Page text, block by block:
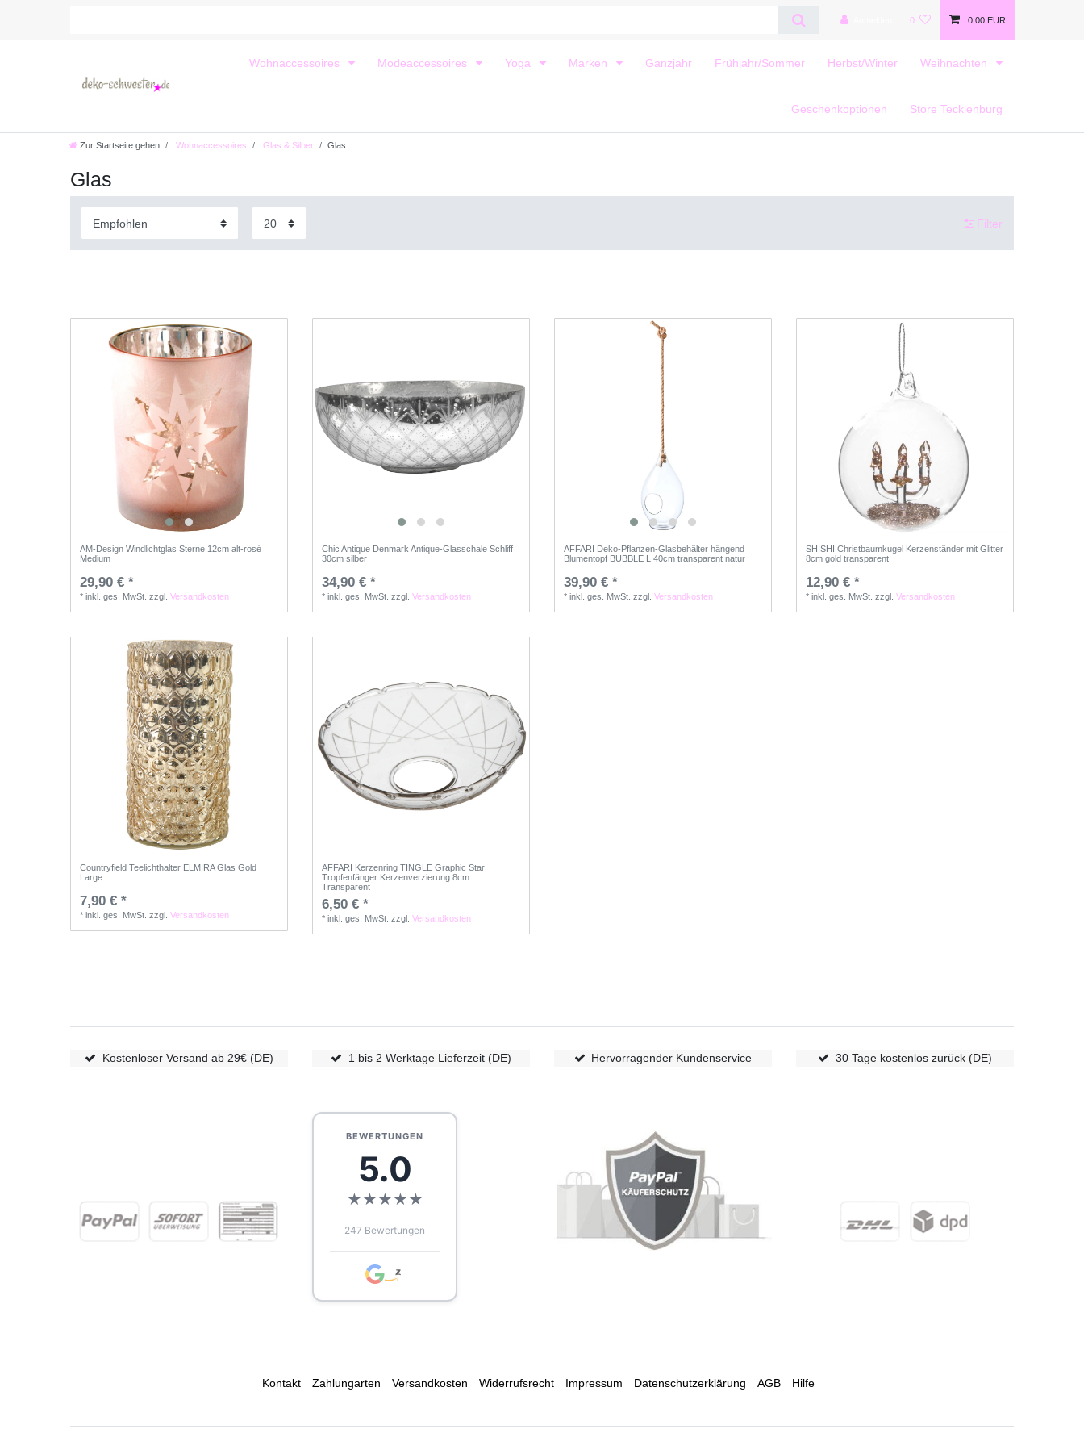
0 0,00 EUR
Wohnaccessoires Modeaccessoires Yoga Marken Ganzjahr Frühjahr/Sommer Herbst/Winter Weihnachten
Geschenkoptionen Store Tecklenburg
Zur Startseite gehen Wohnaccessoires Glas & Silber Glas
Glas
Filter
AM-Design Windlichtglas Sterne 12cm alt-rosé
Medium
29,90 € *
*inkl. ges. MwSt. zzgl.Versandkosten
Chic Antique Denmark Antique-Glasschale Schliff
30cm silber
34,90 € *
*inkl. ges. MwSt. zzgl.Versandkosten
AFFARI Deko-Pflanzen-Glasbehälter hängend
Blumentopf BUBBLE L 40cm transparent natur
39,90 € *
*inkl. ges. MwSt. zzgl.Versandkosten
SHISHI Christbaumkugel Kerzenständer mit Glitter
8cm gold transparent
12,90 € *
*inkl. ges. MwSt. zzgl.Versandkosten
Countryfield Teelichthalter ELMIRA Glas Gold
Large
7,90 € *
*inkl. ges. MwSt. zzgl.Versandkosten
AFFARI Kerzenring TINGLE Graphic Star
Tropfenfänger Kerzenverzierung 8cm
Transparent
6,50 € *
*inkl. ges. MwSt. zzgl.Versandkosten
Kostenloser Versand ab 29€ (DE) 1 bis 2 Werktage Lieferzeit (DE) Hervorragender Kundenservice 30 Tage kostenlos zurück (DE)
BEWERTUNGEN
5.0
★★★★★
247 Bewertungen
Kontakt Zahlungarten Versandkosten Widerrufs­recht Impressum Daten­schutz­erklärung AGB Hilfe